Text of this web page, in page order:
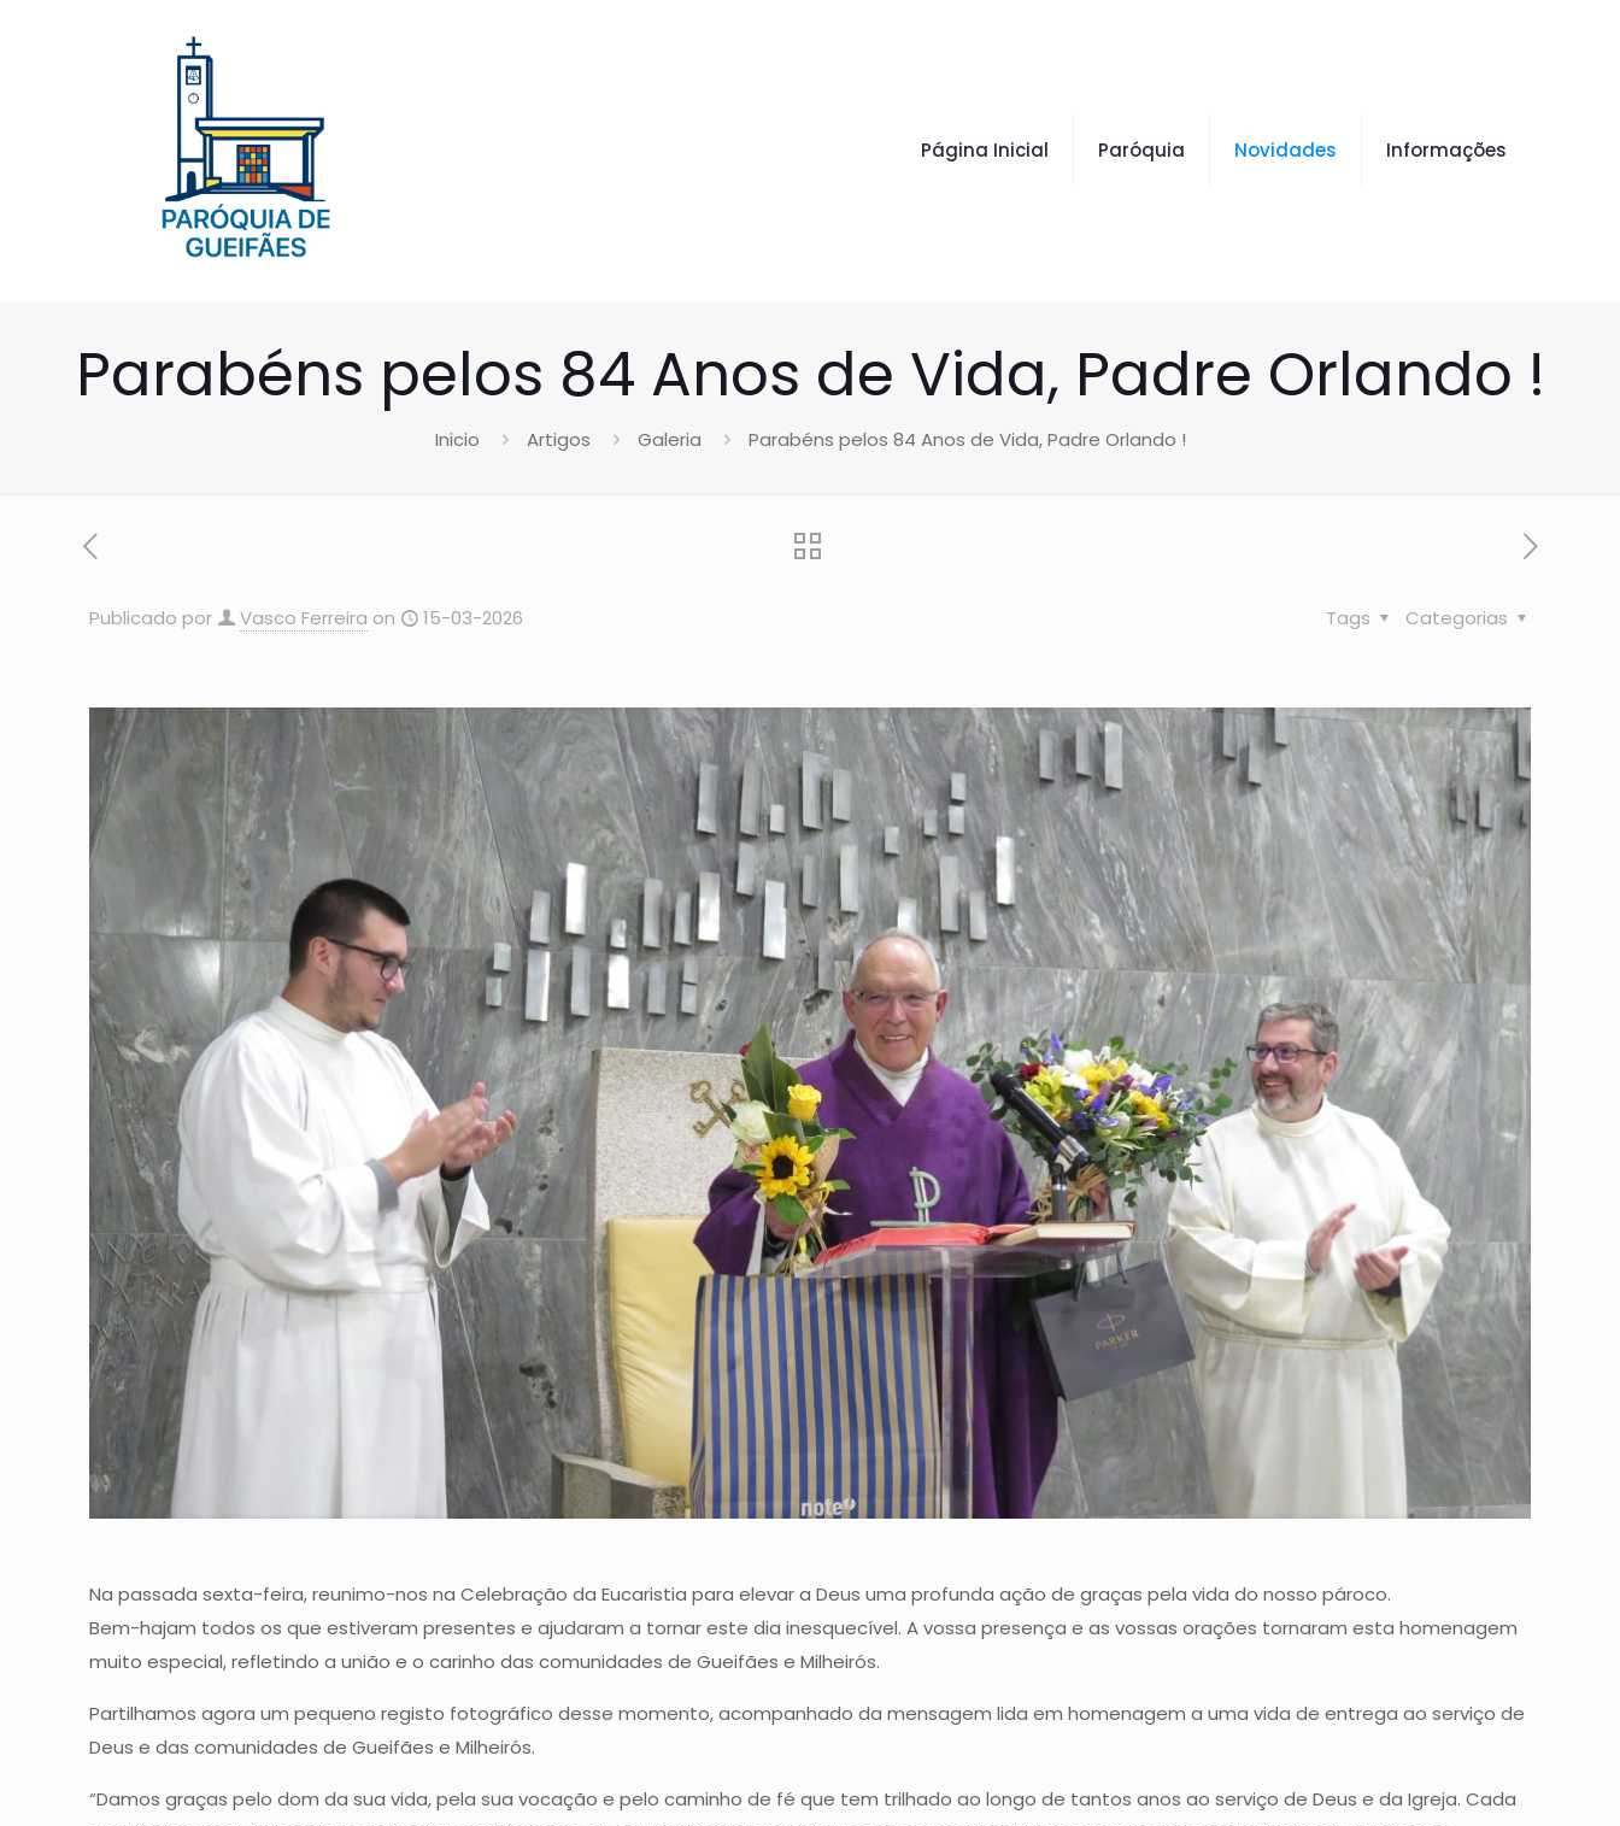
Página Inicial Paróquia Novidades Informações
Parabéns pelos 84 Anos de Vida, Padre Orlando !
Inicio Artigos Galeria Parabéns pelos 84 Anos de Vida, Padre Orlando !
Publicado por Vasco Ferreira on 15-03-2026 Categorias
Tags
Na passada sexta-feira, reunimo-nos na Celebração da Eucaristia para elevar a Deus uma profunda ação de graças pela vida do nosso pároco.
Bem-hajam todos os que estiveram presentes e ajudaram a tornar este dia inesquecível. A vossa presença e as vossas orações tornaram esta homenagem
muito especial, refletindo a união e o carinho das comunidades de Gueifães e Milheirós.
Partilhamos agora um pequeno registo fotográfico desse momento, acompanhado da mensagem lida em homenagem a uma vida de entrega ao serviço de
Deus e das comunidades de Gueifães e Milheirós.
“Damos graças pelo dom da sua vida, pela sua vocação e pelo caminho de fé que tem trilhado ao longo de tantos anos ao serviço de Deus e da Igreja. Cada